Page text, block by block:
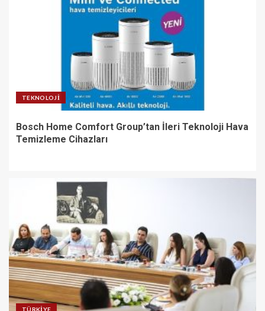
TEKNOLOJI
Bosch Home Comfort Group’tan İleri Teknoloji Hava
Temizleme Cihazları
TÜRKIYE